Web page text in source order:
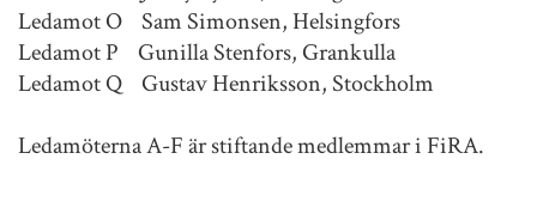
Ledamot O Sam Simonsen, Helsingfors
Ledamot P Gunilla Stenfors, Grankulla
Ledamot Q Gustav Henriksson, Stockholm
Ledamöterna A-F är stiftande medlemmar i FiRA.